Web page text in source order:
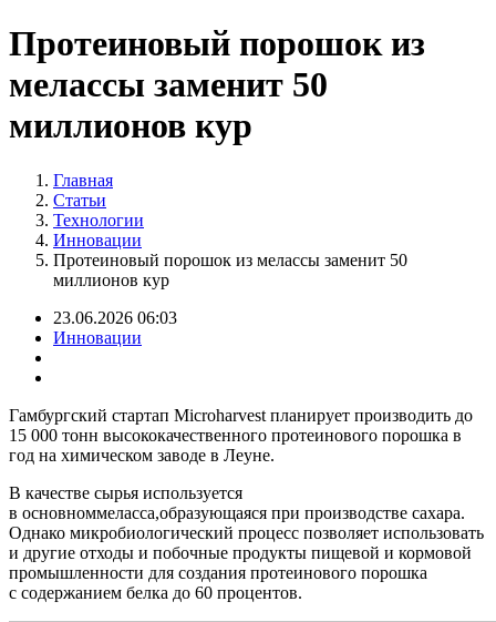
Протеиновый порошок из
мелассы заменит 50
миллионов кур
Главная
Статьи
Технологии
Инновации
Протеиновый порошок из мелассы заменит 50
миллионов кур
23.06.2026 06:03
Инновации
Гамбургский стартап Microharvest планирует производить до
15 000 тонн высококачественного протеинового порошка в
год на химическом заводе в Леуне.
В качестве сырья используется
в основноммеласса,образующаяся при производстве сахара.
Однако микробиологический процесс позволяет использовать
и другие отходы и побочные продукты пищевой и кормовой
промышленности для создания протеинового порошка
с содержанием белка до 60 процентов.